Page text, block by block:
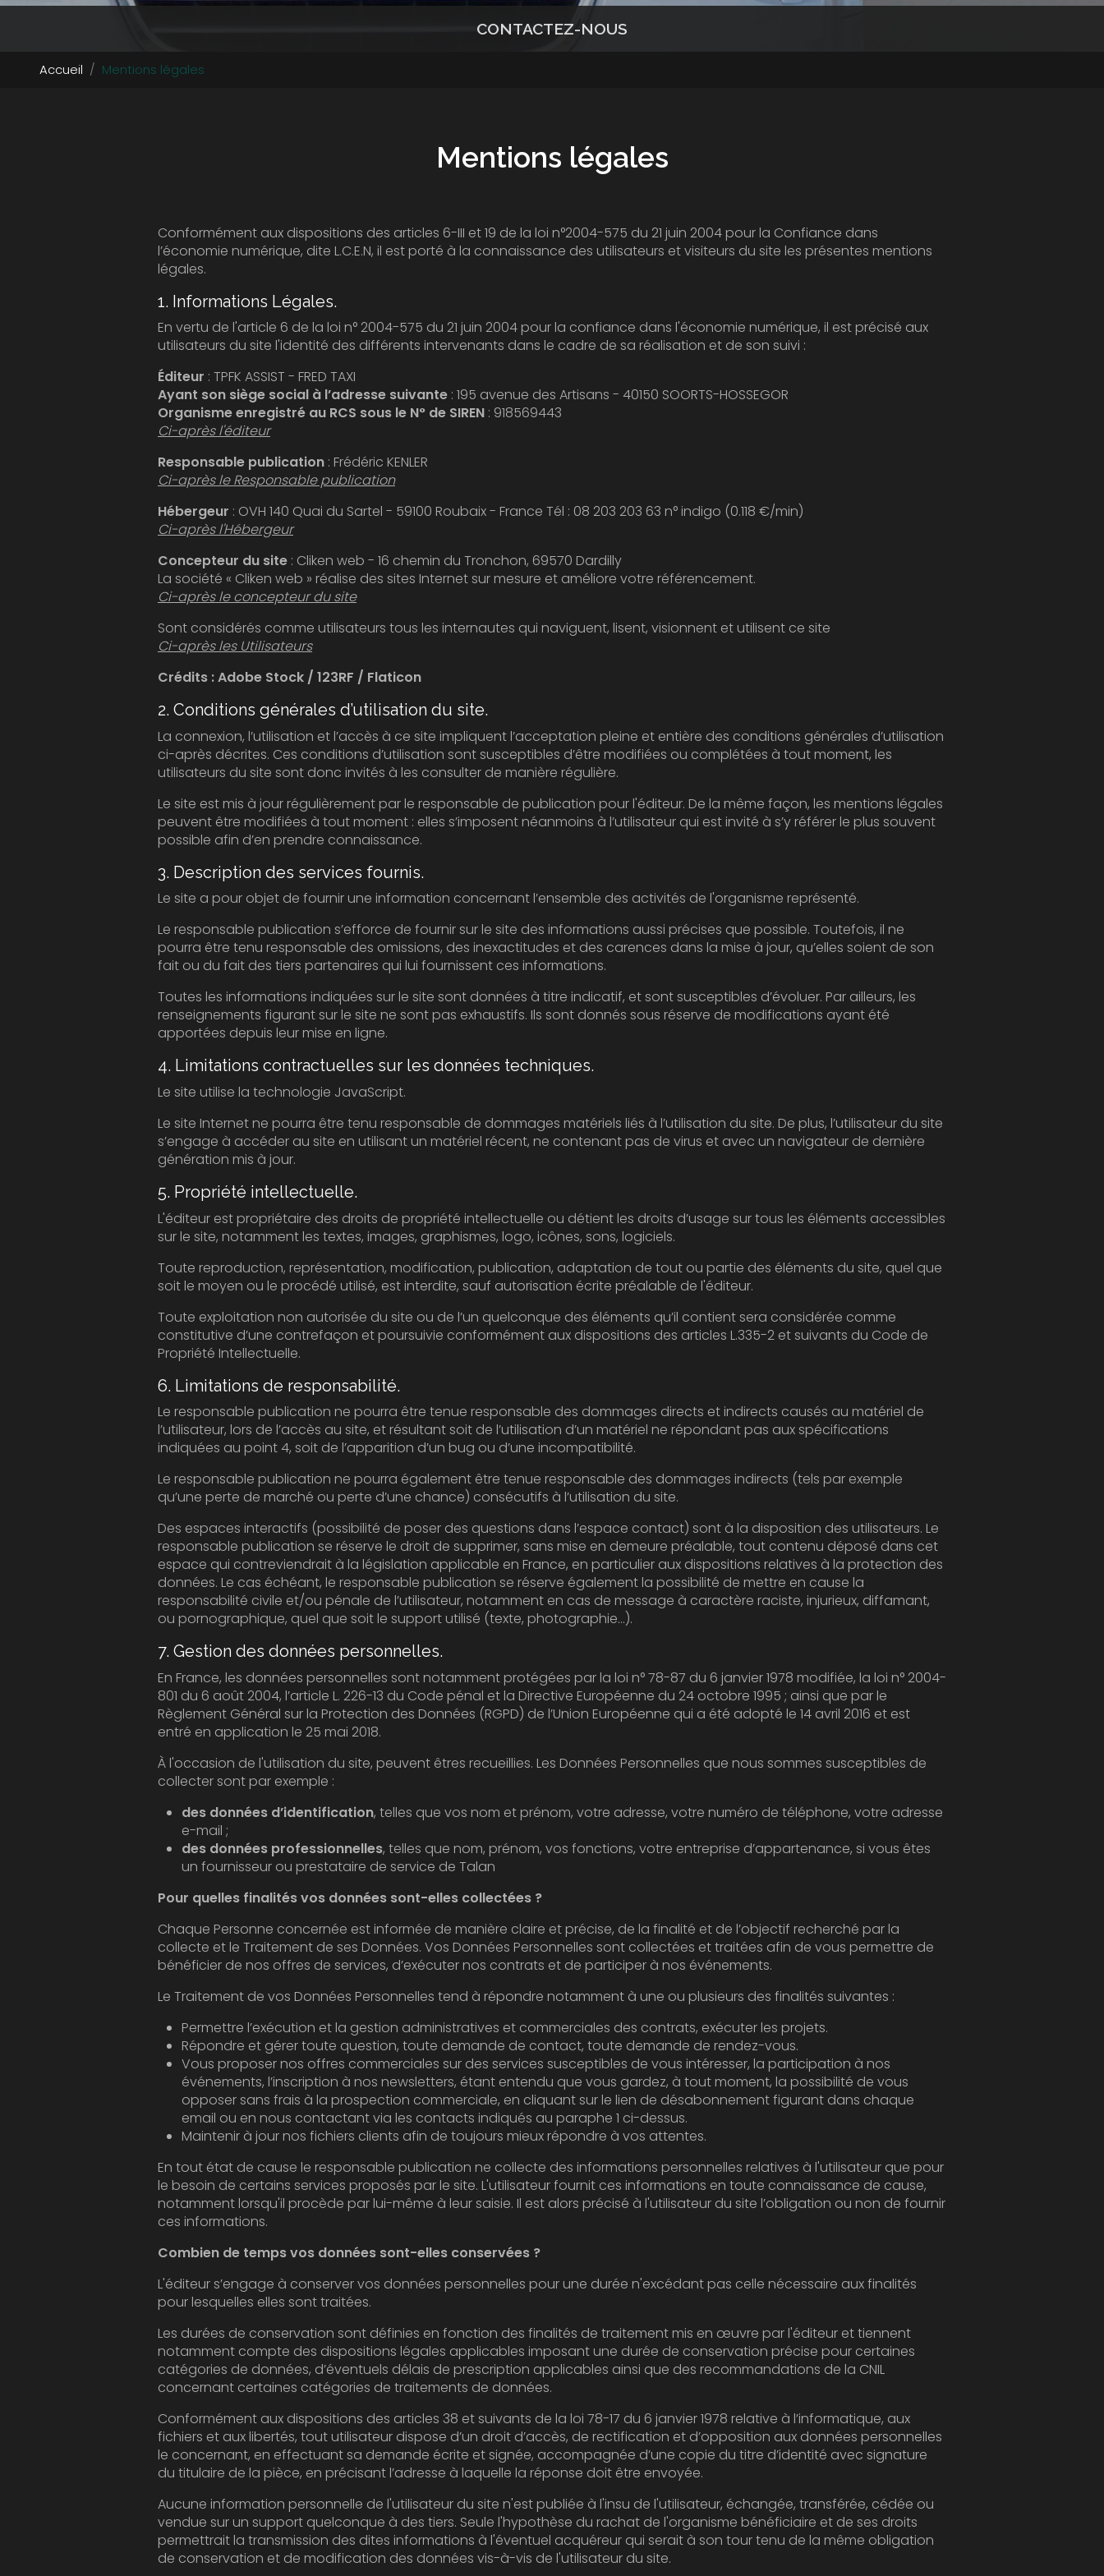
CONTACTEZ-NOUS
Accueil Mentions légales
Mentions légales
Conformément aux dispositions des articles 6-III et 19 de la loi n°2004-575 du 21 juin 2004 pour la Confiance dans
l’économie numérique, dite L.C.E.N, il est porté à la connaissance des utilisateurs et visiteurs du site les présentes mentions
légales.
1. Informations Légales.
En vertu de l'article 6 de la loi n° 2004-575 du 21 juin 2004 pour la confiance dans l'économie numérique, il est précisé aux
utilisateurs du site l'identité des différents intervenants dans le cadre de sa réalisation et de son suivi :
Éditeur : TPFK ASSIST - FRED TAXI
Ayant son siège social à l’adresse suivante : 195 avenue des Artisans - 40150 SOORTS-HOSSEGOR
Organisme enregistré au RCS sous le N° de SIREN : 918569443
Ci-après l'éditeur
Responsable publication : Frédéric KENLER
Ci-après le Responsable publication
Hébergeur
: OVH 140 Quai du Sartel - 59100 Roubaix - France Tél : 08 203 203 63 n° indigo (0.118 €/min)
Ci-après l'Hébergeur
Concepteur du site : Cliken web - 16 chemin du Tronchon, 69570 Dardilly
La société « Cliken web » réalise des sites Internet sur mesure et améliore votre référencement.
Ci-après le concepteur du site
Sont considérés comme utilisateurs tous les internautes qui naviguent, lisent, visionnent et utilisent ce site
Ci-après les Utilisateurs
Crédits : Adobe Stock / 123RF / Flaticon
2. Conditions générales d’utilisation du site.
La connexion, l’utilisation et l’accès à ce site impliquent l’acceptation pleine et entière des conditions générales d’utilisation
ci-après décrites. Ces conditions d’utilisation sont susceptibles d’être modifiées ou complétées à tout moment, les
utilisateurs du site sont donc invités à les consulter de manière régulière.
Le site est mis à jour régulièrement par le responsable de publication pour l'éditeur. De la même façon, les mentions légales
peuvent être modifiées à tout moment : elles s’imposent néanmoins à l’utilisateur qui est invité à s’y référer le plus souvent
possible afin d’en prendre connaissance.
3. Description des services fournis.
Le site a pour objet de fournir une information concernant l’ensemble des activités de l'organisme représenté.
Le responsable publication s’efforce de fournir sur le site des informations aussi précises que possible. Toutefois, il ne
pourra être tenu responsable des omissions, des inexactitudes et des carences dans la mise à jour, qu’elles soient de son
fait ou du fait des tiers partenaires qui lui fournissent ces informations.
Toutes les informations indiquées sur le site sont données à titre indicatif, et sont susceptibles d’évoluer. Par ailleurs, les
renseignements figurant sur le site ne sont pas exhaustifs. Ils sont donnés sous réserve de modifications ayant été
apportées depuis leur mise en ligne.
4. Limitations contractuelles sur les données techniques.
Le site utilise la technologie JavaScript.
Le site Internet ne pourra être tenu responsable de dommages matériels liés à l’utilisation du site. De plus, l’utilisateur du site
s’engage à accéder au site en utilisant un matériel récent, ne contenant pas de virus et avec un navigateur de dernière
génération mis à jour.
5. Propriété intellectuelle.
L'éditeur est propriétaire des droits de propriété intellectuelle ou détient les droits d’usage sur tous les éléments accessibles
sur le site, notamment les textes, images, graphismes, logo, icônes, sons, logiciels.
Toute reproduction, représentation, modification, publication, adaptation de tout ou partie des éléments du site, quel que
soit le moyen ou le procédé utilisé, est interdite, sauf autorisation écrite préalable de l'éditeur.
Toute exploitation non autorisée du site ou de l’un quelconque des éléments qu’il contient sera considérée comme
constitutive d’une contrefaçon et poursuivie conformément aux dispositions des articles L.335-2 et suivants du Code de
Propriété Intellectuelle.
6. Limitations de responsabilité.
Le responsable publication ne pourra être tenue responsable des dommages directs et indirects causés au matériel de
l’utilisateur, lors de l’accès au site, et résultant soit de l’utilisation d’un matériel ne répondant pas aux spécifications
indiquées au point 4, soit de l’apparition d’un bug ou d’une incompatibilité.
Le responsable publication ne pourra également être tenue responsable des dommages indirects (tels par exemple
qu’une perte de marché ou perte d’une chance) consécutifs à l’utilisation du site.
Des espaces interactifs (possibilité de poser des questions dans l’espace contact) sont à la disposition des utilisateurs. Le
responsable publication se réserve le droit de supprimer, sans mise en demeure préalable, tout contenu déposé dans cet
espace qui contreviendrait à la législation applicable en France, en particulier aux dispositions relatives à la protection des
données. Le cas échéant, le responsable publication se réserve également la possibilité de mettre en cause la
responsabilité civile et/ou pénale de l’utilisateur, notamment en cas de message à caractère raciste, injurieux, diffamant,
ou pornographique, quel que soit le support utilisé (texte, photographie…).
7. Gestion des données personnelles.
En France, les données personnelles sont notamment protégées par la loi n° 78-87 du 6 janvier 1978 modifiée, la loi n° 2004-
801 du 6 août 2004, l’article L. 226-13 du Code pénal et la Directive Européenne du 24 octobre 1995 ; ainsi que par le
Règlement Général sur la Protection des Données (RGPD) de l’Union Européenne qui a été adopté le 14 avril 2016 et est
entré en application le 25 mai 2018.
À l'occasion de l'utilisation du site, peuvent êtres recueillies. Les Données Personnelles que nous sommes susceptibles de
collecter sont par exemple :
des données d’identification, telles que vos nom et prénom, votre adresse, votre numéro de téléphone, votre adresse
e-mail ;
des données professionnelles, telles que nom, prénom, vos fonctions, votre entreprise d’appartenance, si vous êtes
un fournisseur ou prestataire de service de Talan
Pour quelles finalités vos données sont-elles collectées ?
Chaque Personne concernée est informée de manière claire et précise, de la finalité et de l’objectif recherché par la
collecte et le Traitement de ses Données. Vos Données Personnelles sont collectées et traitées afin de vous permettre de
bénéficier de nos offres de services, d’exécuter nos contrats et de participer à nos événements.
Le Traitement de vos Données Personnelles tend à répondre notamment à une ou plusieurs des finalités suivantes :
Permettre l’exécution et la gestion administratives et commerciales des contrats, exécuter les projets.
Répondre et gérer toute question, toute demande de contact, toute demande de rendez-vous.
Vous proposer nos offres commerciales sur des services susceptibles de vous intéresser, la participation à nos
événements, l’inscription à nos newsletters, étant entendu que vous gardez, à tout moment, la possibilité de vous
opposer sans frais à la prospection commerciale, en cliquant sur le lien de désabonnement figurant dans chaque
email ou en nous contactant via les contacts indiqués au paraphe 1 ci-dessus.
Maintenir à jour nos fichiers clients afin de toujours mieux répondre à vos attentes.
En tout état de cause le responsable publication ne collecte des informations personnelles relatives à l'utilisateur que pour
le besoin de certains services proposés par le site. L'utilisateur fournit ces informations en toute connaissance de cause,
notamment lorsqu'il procède par lui-même à leur saisie. Il est alors précisé à l'utilisateur du site l’obligation ou non de fournir
ces informations.
Combien de temps vos données sont-elles conservées ?
L'éditeur s’engage à conserver vos données personnelles pour une durée n'excédant pas celle nécessaire aux finalités
pour lesquelles elles sont traitées.
Les durées de conservation sont définies en fonction des finalités de traitement mis en œuvre par l'éditeur et tiennent
notamment compte des dispositions légales applicables imposant une durée de conservation précise pour certaines
catégories de données, d’éventuels délais de prescription applicables ainsi que des recommandations de la CNIL
concernant certaines catégories de traitements de données.
Conformément aux dispositions des articles 38 et suivants de la loi 78-17 du 6 janvier 1978 relative à l’informatique, aux
fichiers et aux libertés, tout utilisateur dispose d’un droit d’accès, de rectification et d’opposition aux données personnelles
le concernant, en effectuant sa demande écrite et signée, accompagnée d’une copie du titre d’identité avec signature
du titulaire de la pièce, en précisant l’adresse à laquelle la réponse doit être envoyée.
Aucune information personnelle de l'utilisateur du site n'est publiée à l'insu de l'utilisateur, échangée, transférée, cédée ou
vendue sur un support quelconque à des tiers. Seule l'hypothèse du rachat de l'organisme bénéficiaire et de ses droits
permettrait la transmission des dites informations à l'éventuel acquéreur qui serait à son tour tenu de la même obligation
de conservation et de modification des données vis-à-vis de l'utilisateur du site.